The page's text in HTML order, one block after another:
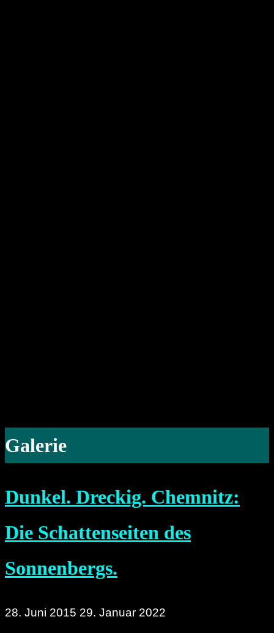
Galerie
Dunkel. Dreckig. Chemnitz:
Die Schattenseiten des
Sonnenbergs.
28. Juni 2015 29. Januar 2022